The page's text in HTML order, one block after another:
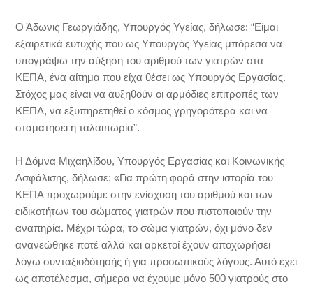
Ο Άδωνις Γεωργιάδης, Υπουργός Υγείας, δήλωσε: “Είμαι
εξαιρετικά ευτυχής που ως Υπουργός Υγείας μπόρεσα να
υπογράψω την αύξηση του αριθμού των γιατρών στα
ΚΕΠΑ, ένα αίτημα που είχα θέσει ως Υπουργός Εργασίας.
Στόχος μας είναι να αυξηθούν οι αρμόδιες επιτροπές των
ΚΕΠΑ, να εξυπηρετηθεί ο κόσμος γρηγορότερα και να
σταματήσει η ταλαιπωρία”.
Η Δόμνα Μιχαηλίδου, Υπουργός Εργασίας και Κοινωνικής
Ασφάλισης, δήλωσε: «Για πρώτη φορά στην ιστορία του
ΚΕΠΑ προχωρούμε στην ενίσχυση του αριθμού και των
ειδικοτήτων του σώματος γιατρών που πιστοποιούν την
αναπηρία. Μέχρι τώρα, το σώμα γιατρών, όχι μόνο δεν
ανανεώθηκε ποτέ αλλά και αρκετοί έχουν αποχωρήσει
λόγω συνταξιοδότησής ή για προσωπικούς λόγους. Αυτό έχει
ως αποτέλεσμα, σήμερα να έχουμε μόνο 500 γιατρούς στο